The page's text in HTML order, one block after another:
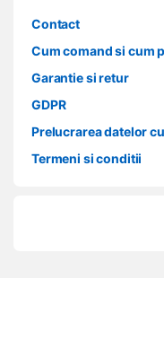
Contact
Cum comand si cum
Garantie si retur
GDPR
Prelucrarea datelor
Termeni si conditii